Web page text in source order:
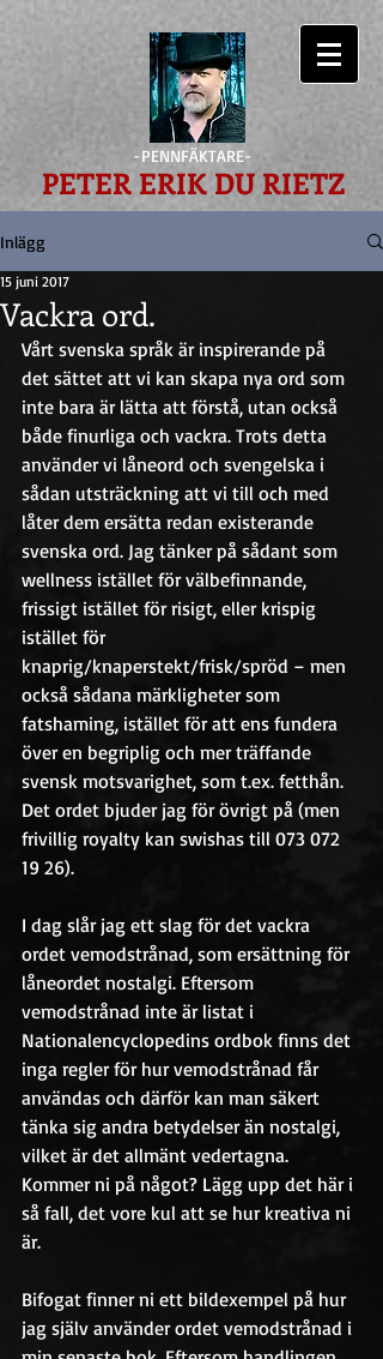
-PENNFÄKTARE-
PETER ERIK DU RIETZ
Inlägg
Vackra ord.
15 juni 2017
Vårt svenska språk är inspirerande på
det sättet att vi kan skapa nya ord som
inte bara är lätta att förstå, utan också
både finurliga och vackra. Trots detta
använder vi låneord och svengelska i
sådan utsträckning att vi till och med
låter dem ersätta redan existerande
svenska ord. Jag tänker på sådant som
wellness istället för välbefinnande,
frissigt istället för risigt, eller krispig
istället för
knaprig/knaperstekt/frisk/spröd – men
också sådana märkligheter som
fatshaming, istället för att ens fundera
över en begriplig och mer träffande
svensk motsvarighet, som t.ex. fetthån.
Det ordet bjuder jag för övrigt på (men
frivillig royalty kan swishas till 073 072
19 26).
I dag slår jag ett slag för det vackra
ordet vemodstrånad, som ersättning för
låneordet nostalgi. Eftersom
vemodstrånad inte är listat i
Nationalencyclopedins ordbok finns det
inga regler för hur vemodstrånad får
användas och därför kan man säkert
tänka sig andra betydelser än nostalgi,
vilket är det allmänt vedertagna.
Kommer ni på något? Lägg upp det här i
så fall, det vore kul att se hur kreativa ni
är.
Bifogat finner ni ett bildexempel på hur
jag själv använder ordet vemodstrånad i